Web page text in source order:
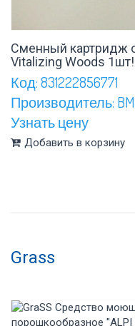
Сменный картридж
Vitalizing Woods
Код: 831222856771
Производитель:
Узнать цену
Добавить в корзину
Grass